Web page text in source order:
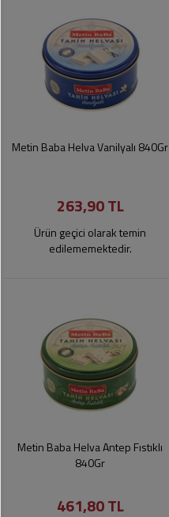
Metin Baba Helva Vanilyalı 840Gr
263,90 TL
Ürün geçici olarak temin
edilememektedir.
Metin Baba Helva Antep Fıstıklı
840Gr
461,80 TL